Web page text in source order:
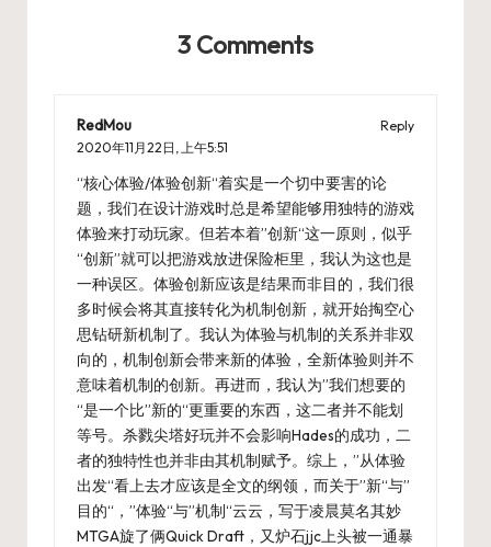
3 Comments
RedMou
Reply
2020年11月22日,上午5:51
“核心体验/体验创新“着实是一个切中要害的论
题，我们在设计游戏时总是希望能够用独特的游戏
体验来打动玩家。但若本着”创新“这一原则，似乎
“创新”就可以把游戏放进保险柜里，我认为这也是
一种误区。体验创新应该是结果而非目的，我们很
多时候会将其直接转化为机制创新，就开始掏空心
思钻研新机制了。我认为体验与机制的关系并非双
向的，机制创新会带来新的体验，全新体验则并不
意味着机制的创新。再进而，我认为”我们想要的
“是一个比”新的“更重要的东西，这二者并不能划
等号。杀戮尖塔好玩并不会影响Hades的成功，二
者的独特性也并非由其机制赋予。综上，”从体验
出发“看上去才应该是全文的纲领，而关于”新“与”
目的“，”体验“与”机制“云云，写于凌晨莫名其妙
MTGA旋了俩Quick Draft，又炉石jjc上头被一通暴